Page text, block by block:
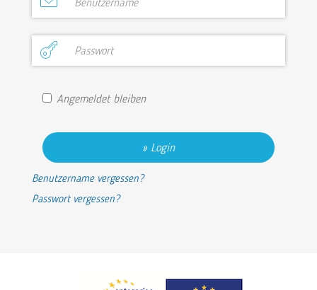
Angemeldet bleiben
Login
Benutzername vergessen?
Passwort vergessen?